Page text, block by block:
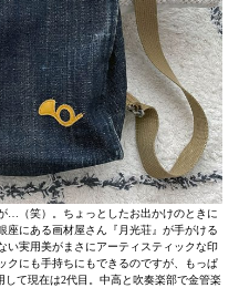
…（笑）。ちょっとしたお出かけのときに
座にある画材屋さん『月光荘』が手がける
い実用美がまさにアーティスティックな印
クにも手持ちにもできるのですが、もっぱ
て現在は2代目。中高と吹奏楽部で金管楽